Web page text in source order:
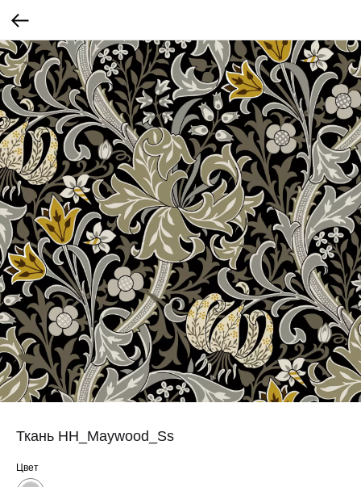
Ткань HH_Maywood_Ss
Цвет